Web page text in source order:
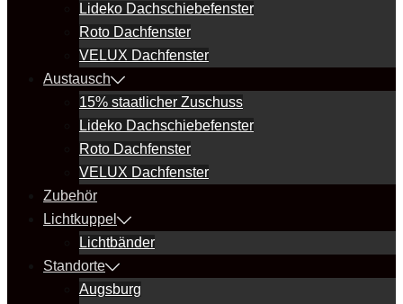
Lideko Dachschiebefenster
Roto Dachfenster
VELUX Dachfenster
Austausch
15% staatlicher Zuschuss
Lideko Dachschiebefenster
Roto Dachfenster
VELUX Dachfenster
Zubehör
Lichtkuppel
Lichtbänder
Standorte
Augsburg